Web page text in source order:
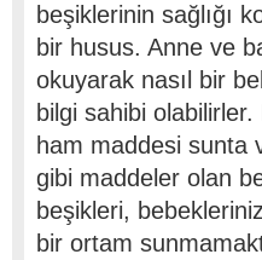
beşiklerinin sağlığı
bir husus. Anne ve
okuyarak nasıl bir
bilgi sahibi olabilirler.
ham maddesi sunta
gibi maddeler olan
beşikleri,
bir ortam